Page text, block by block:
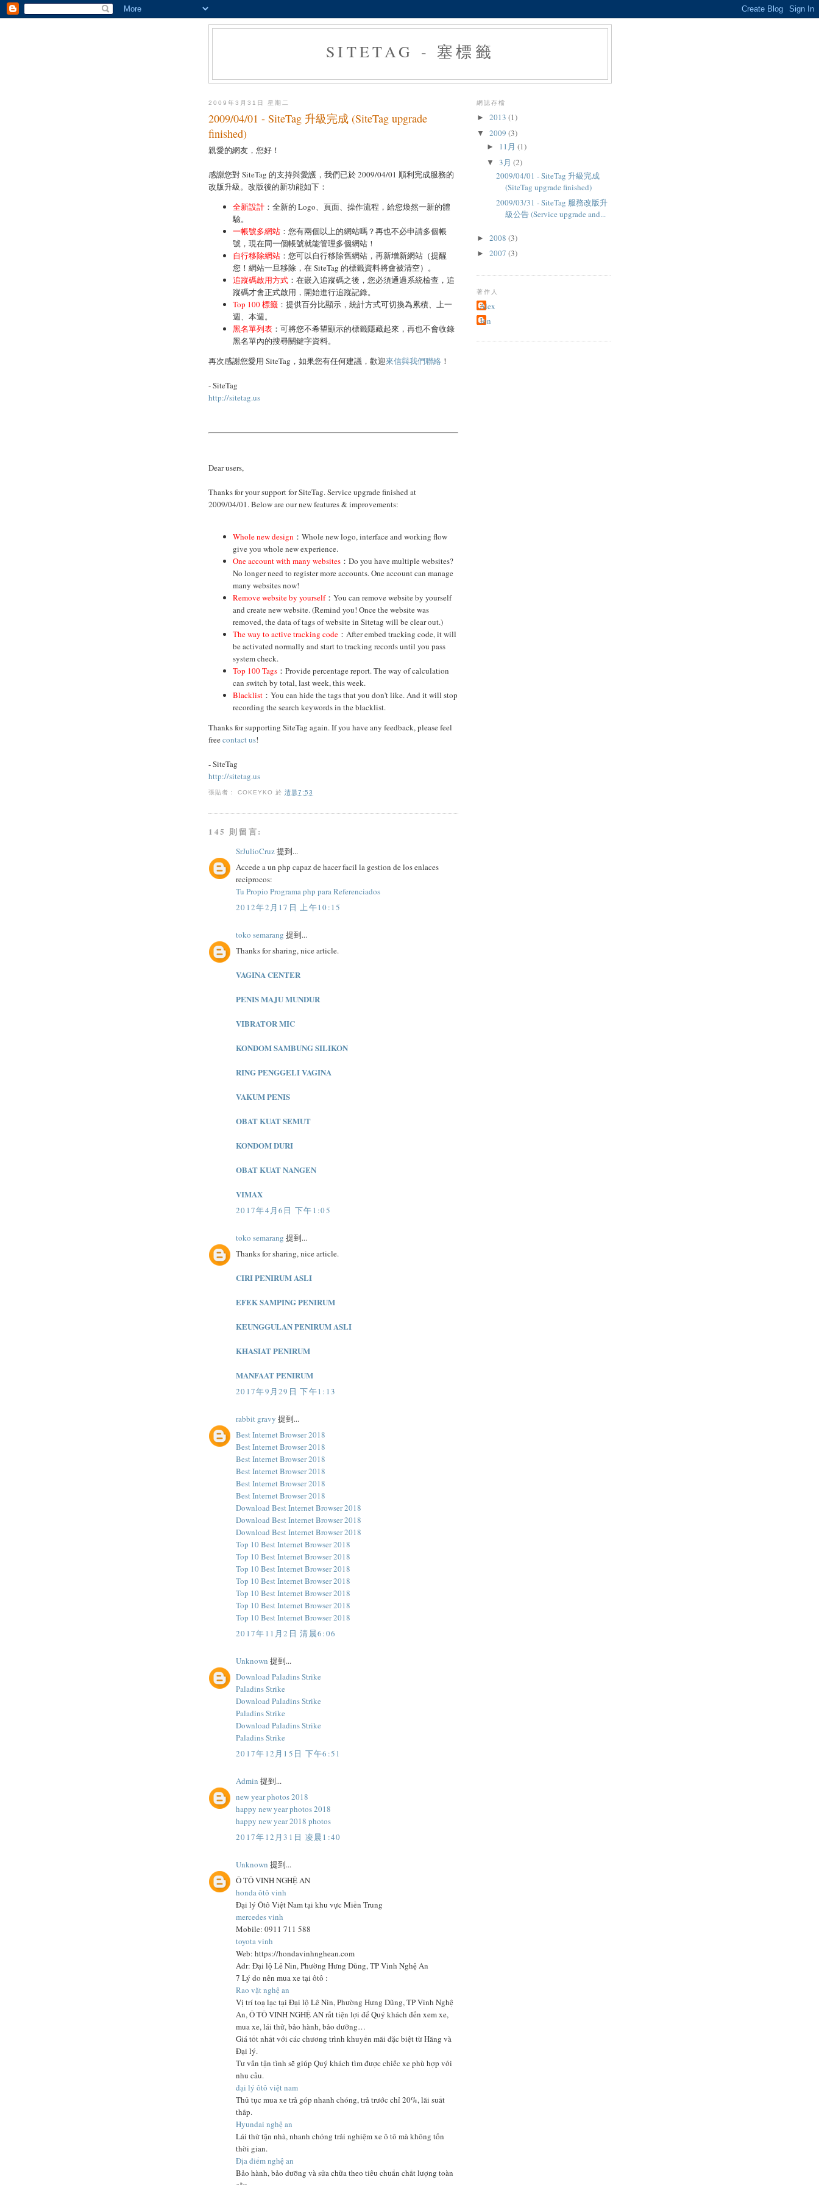
SITETAG - 塞標籤
2009年3月31日 星期二
2009/04/01 - SiteTag 升級完成 (SiteTag upgrade
finished)
親愛的網友，您好！
感謝您對 SiteTag 的支持與愛護，我們已於 2009/04/01 順利完成服務的
改版升級。改版後的新功能如下：
全新設計 ：全新的 Logo、頁面、操作流程，給您煥然一新的體
驗。
一帳號多網站 ：您有兩個以上的網站嗎？再也不必申請多個帳
號，現在同一個帳號就能管理多個網站！
自行移除網站 ：您可以自行移除舊網站，再新增新網站（提醒
您！網站一旦移除，在 SiteTag 的標籤資料將會被清空）。
追蹤碼啟用方式 ：在嵌入追蹤碼之後，您必須通過系統檢查，追
蹤碼才會正式啟用，開始進行追蹤記錄。
Top 100 標籤 ：提供百分比顯示，統計方式可切換為累積、上一
週、本週。
黑名單列表 ：可將您不希望顯示的標籤隱藏起來，再也不會收錄
黑名單內的搜尋關鍵字資料。
再次感謝您愛用 SiteTag，如果您有任何建議，歡迎來信與我們聯絡 ！
- SiteTag
http://sitetag.us
Dear users,
Thanks for your support for SiteTag. Service upgrade finished at
2009/04/01. Below are our new features & improvements:
Whole new design ：Whole new logo, interface and working flow
give you whole new experience.
One account with many websites ：Do you have multiple websites?
No longer need to register more accounts. One account can manage
many websites now!
Remove website by yourself：You can remove website by yourself
and create new website. (Remind you! Once the website was
removed, the data of tags of website in Sitetag will be clear out.)
The way to active tracking code ：After embed tracking code, it will
be activated normally and start to tracking records until you pass
system check.
Top 100 Tags ：Provide percentage report. The way of calculation
can switch by total, last week, this week.
Blacklist ：You can hide the tags that you don't like. And it will stop
recording the search keywords in the blacklist.
Thanks for supporting SiteTag again. If you have any feedback, please feel
freecontact us!
- SiteTag
http://sitetag.us
張貼者：COKEYKO 於清晨7:53
145 則留言:
SrJulioCruz提到...
Accede a un php capaz de hacer facil la gestion de los enlaces
reciprocos:
Tu Propio Programa php para Referenciados
2012年2月17日 上午10:15
toko semarang 提到...
Thanks for sharing, nice article.
VAGINA CENTER
PENIS MAJU MUNDUR
VIBRATOR MIC
KONDOM SAMBUNG SILIKON
RING PENGGELI VAGINA
VAKUM PENIS
OBAT KUAT SEMUT
KONDOM DURI
OBAT KUAT NANGEN
VIMAX
2017年4月6日 下午1:05
toko semarang 提到...
Thanks for sharing, nice article.
CIRI PENIRUM ASLI
EFEK SAMPING PENIRUM
KEUNGGULAN PENIRUM ASLI
KHASIAT PENIRUM
MANFAAT PENIRUM
2017年9月29日 下午1:13
rabbit gravy 提到...
Best Internet Browser 2018
Best Internet Browser 2018
Best Internet Browser 2018
Best Internet Browser 2018
Best Internet Browser 2018
Best Internet Browser 2018
Download Best Internet Browser 2018
Download Best Internet Browser 2018
Download Best Internet Browser 2018
Top 10 Best Internet Browser 2018
Top 10 Best Internet Browser 2018
Top 10 Best Internet Browser 2018
Top 10 Best Internet Browser 2018
Top 10 Best Internet Browser 2018
Top 10 Best Internet Browser 2018
Top 10 Best Internet Browser 2018
2017年11月2日 清晨6:06
Unknown 提到...
Download Paladins Strike
Paladins Strike
Download Paladins Strike
Paladins Strike
Download Paladins Strike
Paladins Strike
2017年12月15日 下午6:51
Admin 提到...
new year photos 2018
happy new year photos 2018
happy new year 2018 photos
2017年12月31日 凌晨1:40
Unknown 提到...
Ô TÔ VINH NGHỆ AN
honda ôtô vinh
Đại lý Ôtô Việt Nam tại khu vực Miền Trung
mercedes vinh
Mobile: 0911 711 588
toyota vinh
Web: https://hondavinhnghean.com
Adr: Đại lộ Lê Nin, Phường Hưng Dũng, TP Vinh Nghệ An
7 Lý do nên mua xe tại ôtô :
Rao vặt nghệ an
Vị trí toạ lạc tại Đại lộ Lê Nin, Phường Hưng Dũng, TP Vinh Nghệ
An, Ô TÔ VINH NGHỆ AN rất tiện lợi để Quý khách đến xem xe,
mua xe, lái thử, bảo hành, bảo dưỡng…
Giá tốt nhất với các chương trình khuyến mãi đặc biệt từ Hãng và
Đại lý.
Tư vấn tận tình sẽ giúp Quý khách tìm được chiếc xe phù hợp với
nhu cầu.
đại lý ôtô việt nam
Thủ tục mua xe trả góp nhanh chóng, trả trước chỉ 20%, lãi suất
thấp.
Hyundai nghệ an
Lái thử tận nhà, nhanh chóng trải nghiệm xe ô tô mà không tốn
thời gian.
Địa điểm nghệ an
Bảo hành, bảo dưỡng và sửa chữa theo tiêu chuẩn chất lượng toàn
網誌存檔
► 2013 (1)
▼ 2009 (3)
► 11月 (1)
▼ 3月 (2)
2009/04/01 - SiteTag 升級完成
(SiteTag upgrade finished)
2009/03/31 - SiteTag 服務改版升
級公告 (Service upgrade and...
► 2008 (3)
► 2007 (3)
著作人
Alex
Jon